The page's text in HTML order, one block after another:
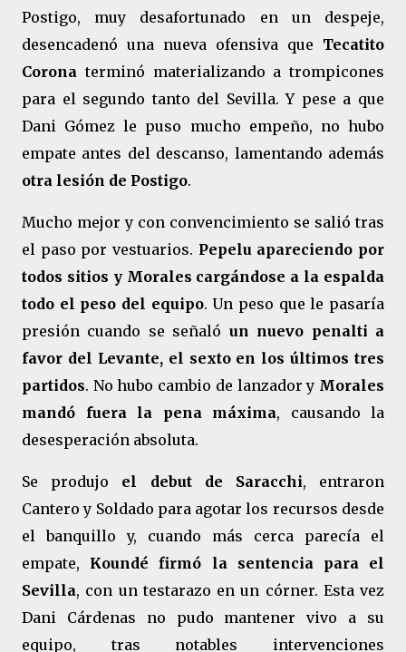
Postigo, muy desafortunado en un despeje,
desencadenó una nueva ofensiva que Tecatito
Corona terminó materializando a trompicones
para el segundo tanto del Sevilla. Y pese a que
Dani Gómez le puso mucho empeño, no hubo
empate antes del descanso, lamentando además
otra lesión de Postigo.
Mucho mejor y con convencimiento se salió tras
el paso por vestuarios. Pepelu apareciendo por
todos sitios y Morales cargándose a la espalda
todo el peso del equipo. Un peso que le pasaría
presión cuando se señaló un nuevo penalti a
favor del Levante, el sexto en los últimos tres
partidos. No hubo cambio de lanzador y Morales
mandó fuera la pena máxima, causando la
desesperación absoluta.
Se produjo el debut de Saracchi, entraron
Cantero y Soldado para agotar los recursos desde
el banquillo y, cuando más cerca parecía el
empate, Koundé firmó la sentencia para el
Sevilla, con un testarazo en un córner. Esta vez
Dani Cárdenas no pudo mantener vivo a su
equipo, tras notables intervenciones